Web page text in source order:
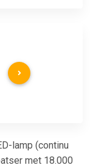
lamp (continu
met 18.000